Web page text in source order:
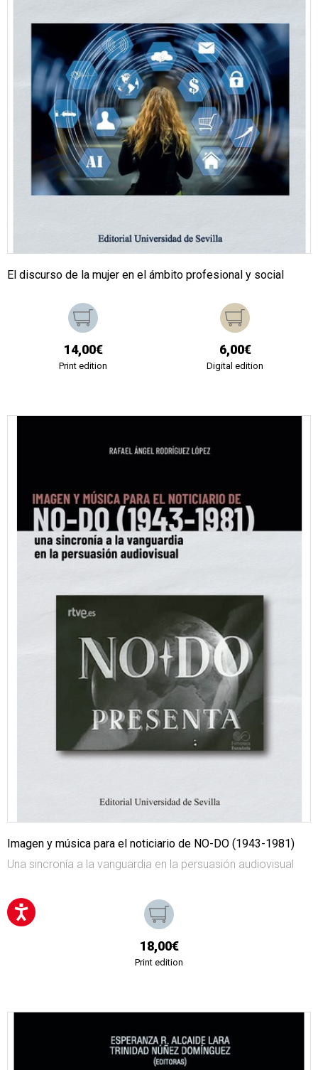
El discurso de la mujer en el ámbito profesional y social
14,00€
Print edition
6,00€
Digital edition
Imagen y música para el noticiario de NO-DO (1943-1981)
Una sincronía a la vanguardia en la persuasión audiovisual
18,00€
Print edition